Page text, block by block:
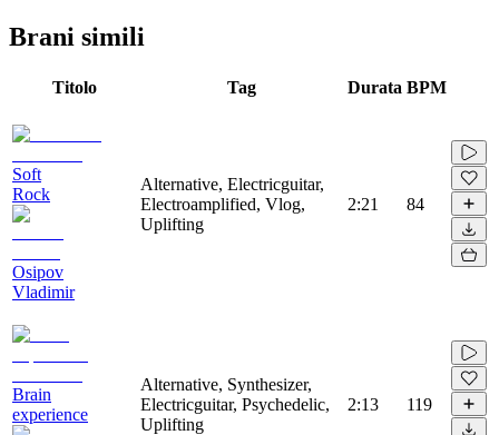
Brani simili
Titolo Tag Durata BPM
Soft
Rock
Osipov
Vladimir
Alternative, Electricguitar,
Electroamplified, Vlog,
Uplifting
2:21 84
Brain
experience
Alternative, Synthesizer,
Electricguitar, Psychedelic,
Uplifting
2:13 119